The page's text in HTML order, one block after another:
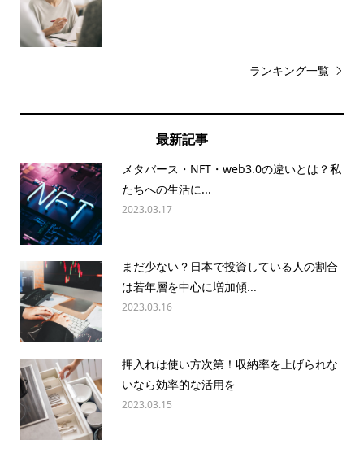
ランキング一覧
最新記事
メタバース・NFT・web3.0の違いとは？私
たちへの生活に...
2023.03.17
まだ少ない？日本で投資している人の割合
は若年層を中心に増加傾...
2023.03.16
押入れは使い方次第！収納率を上げられな
いなら効率的な活用を
2023.03.15